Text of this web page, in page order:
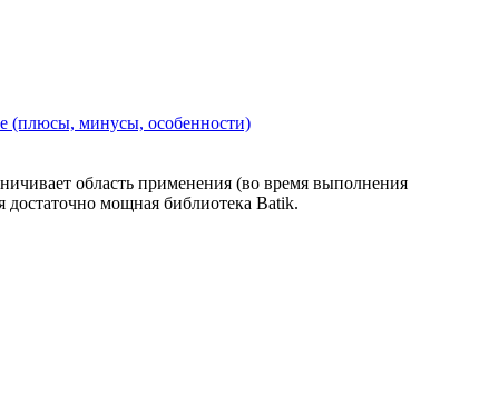
(плюсы, минусы, особенности)
область применения (во время выполнения
достаточно мощная библиотека Batik.